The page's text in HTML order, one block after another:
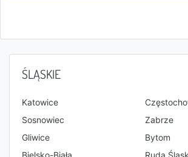
ŚLĄSKIE
Katowice
Sosnowiec
Zabrze
Gliwice
Bytom
Bielsko-Biała
Ruda